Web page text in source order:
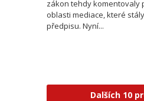
zákon tehdy komentovaly
oblasti mediace, které
předpisu. Nyní...
Dalších 10